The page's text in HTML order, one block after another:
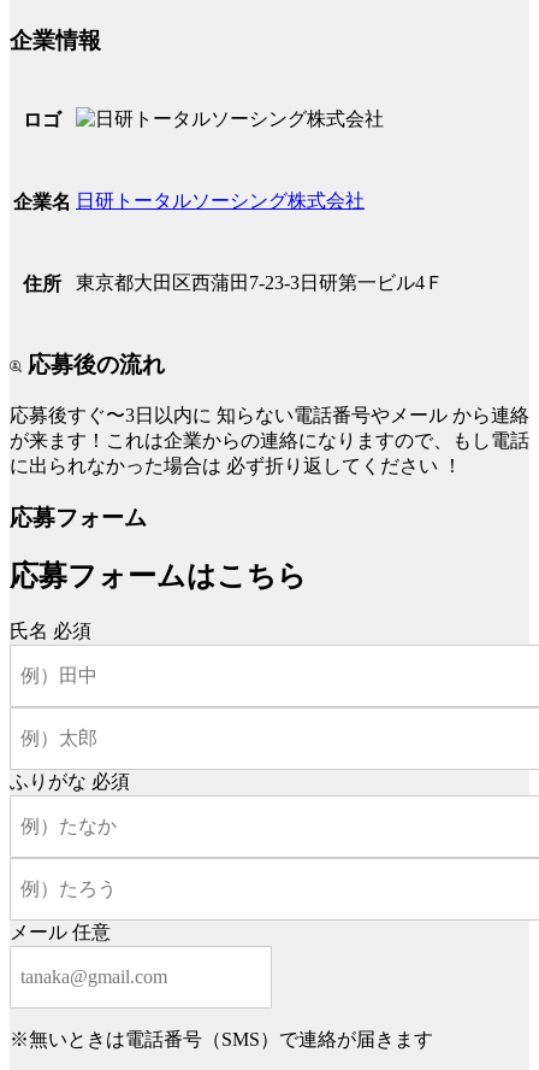
企業情報
ロゴ
企業名 日研トータルソーシング株式会社
住所 東京都大田区西蒲田7-23-3日研第一ビル4Ｆ
応募後の流れ
応募後すぐ〜3日以内に 知らない電話番号やメール から連絡
が来ます！これは企業からの連絡になりますので、もし電話
に出られなかった場合は 必ず折り返してください ！
応募フォーム
応募フォームはこちら
氏名 必須
ふりがな 必須
メール 任意
※無いときは電話番号（SMS）で連絡が届きます